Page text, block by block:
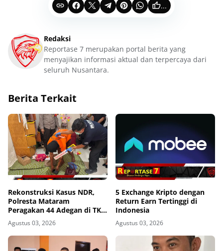
...
Redaksi
Reportase 7 merupakan portal berita yang
menyajikan informasi aktual dan terpercaya dari
seluruh Nusantara.
Berita Terkait
Rekonstruksi Kasus NDR,
Polresta Mataram
Peragakan 44 Adegan di TKP
Kos Gomong
Agustus 03, 2026
5 Exchange Kripto dengan
Return Earn Tertinggi di
Indonesia
Agustus 03, 2026